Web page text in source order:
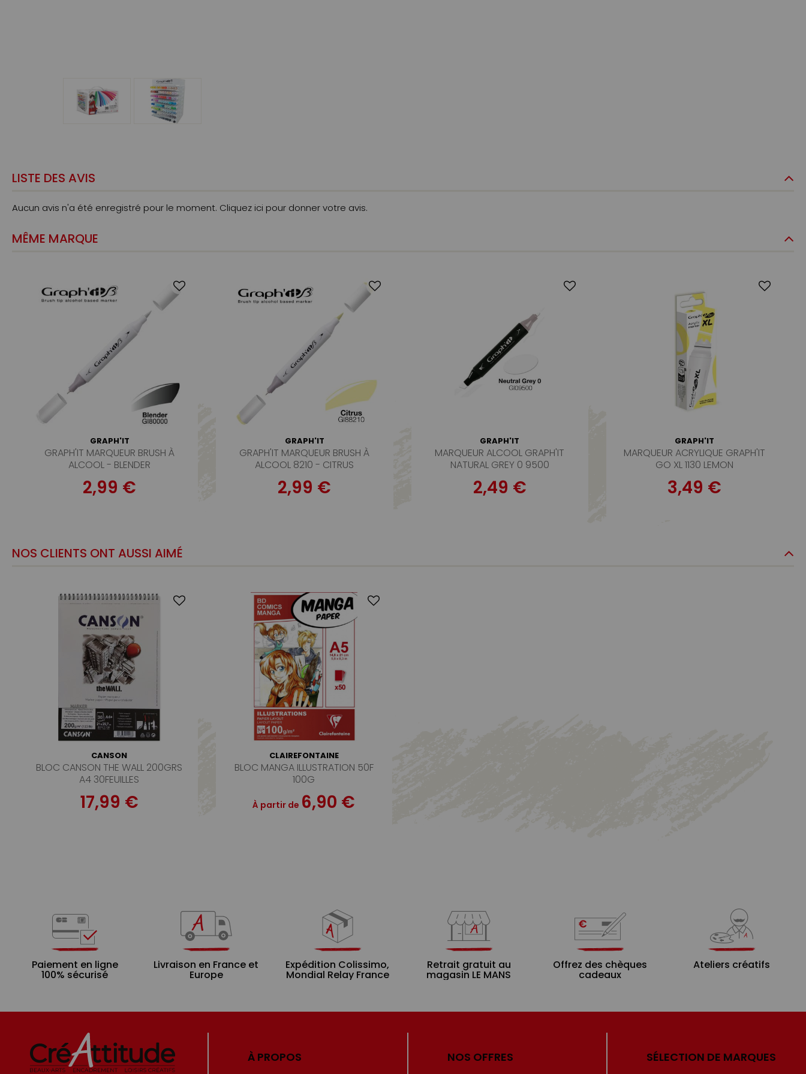
LISTE DES AVIS
Aucun avis n'a été enregistré pour le moment. Cliquez ici pour donner votre avis.
MÊME MARQUE
GRAPH'IT
GRAPH'IT MARQUEUR BRUSH À
ALCOOL - BLENDER
2,99 €
GRAPH'IT
GRAPH'IT MARQUEUR BRUSH À
ALCOOL 8210 - CITRUS
2,99 €
GRAPH'IT
MARQUEUR ALCOOL GRAPH'IT
NATURAL GREY 0 9500
2,49 €
GRAPH'IT
MARQUEUR ACRYLIQUE GRAPH'IT
GO XL 1130 LEMON
3,49 €
NOS CLIENTS ONT AUSSI AIMÉ
CANSON
BLOC CANSON THE WALL 200GRS
A4 30FEUILLES
17,99 €
CLAIREFONTAINE
BLOC MANGA ILLUSTRATION 50F
100G
À partir de 6,90 €
Paiement en ligne
100% sécurisé
Livraison en France et
Europe
Expédition Colissimo,
Mondial Relay France
Retrait gratuit au
magasin LE MANS
Offrez des chèques
cadeaux
Ateliers créatifs
À PROPOS NOS OFFRES SÉLECTION DE MARQUES